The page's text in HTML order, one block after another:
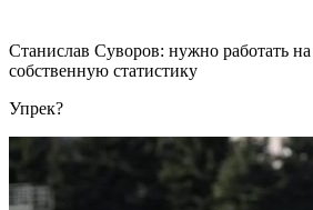
Станислав Суворов: нужно работать
собственную статистику
Упрек?